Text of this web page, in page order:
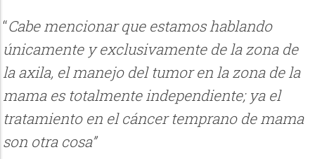
“Cabe mencionar que estamos hablando
únicamente y exclusivamente de la zona de
la axila, el manejo del tumor en la zona de la
mama es totalmente independiente; ya el
tratamiento en el cáncer temprano de mama
son otra cosa”